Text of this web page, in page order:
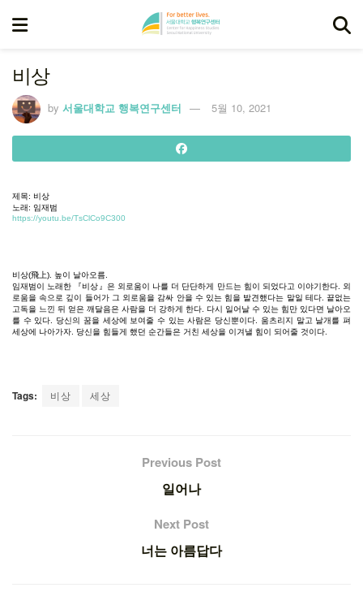
비상
by 서울대학교 행복연구센터 5월 10, 2021
제목: 비상
노래: 임재범
https://youtu.be/TsClCo9C300
비상(飛上). 높이 날아오름
임재범이 노래한 『비상』은 외로움이 나를 더 단단하게 만드는 힘이 되었다고 이야기한다
외
로움을 속으로 깊이 들어가 그 외로움을 감싸 안을 수 있는 힘을 발견했다는 말일 테다.끝없는
고독을 느낀 뒤 얻은 깨달음은 사람을 더 강하게 한다 다시 일어날 수 있는 힘만 있다면 날아오
를 수 있다 당신의 꿈을 세상에 보여줄 수 있는 사람은 당신뿐이다 움츠리지 말고 날개를 펴
세상에 나아가자 당신을 힘들게 했던 순간들은 거친 세상을 이겨낼 힘이 되어줄 것이다
Tags: 비상 세상
Previous Post
일어나
Next Post
너는 아름답다